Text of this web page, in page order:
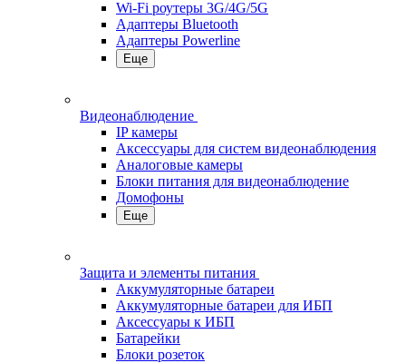
Wi-Fi роутеры 3G/4G/5G
Адаптеры Bluetooth
Адаптеры Powerline
Еще
Видеонаблюдение
IP камеры
Аксессуары для систем видеонаблюдения
Аналоговые камеры
Блоки питания для видеонаблюдение
Домофоны
Еще
Защита и элементы питания
Аккумуляторные батареи
Аккумуляторные батареи для ИБП
Аксессуары к ИБП
Батарейки
Блоки розеток